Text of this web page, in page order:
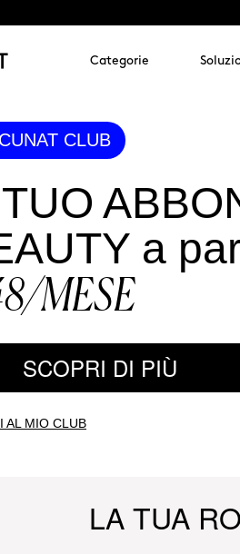
Categorie
CLUB
a
MESE
SCOPRI DI PIÙ
AL MIO CLUB
LA TUA